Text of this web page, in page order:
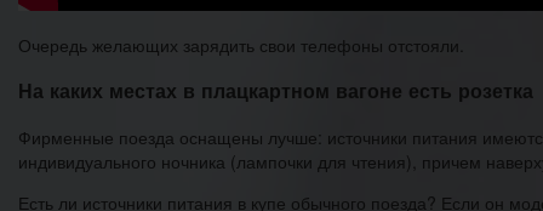
Очередь желающих зарядить свои телефоны отстояли.
На каких местах в плацкартном вагоне есть розетка
Фирменные поезда оснащены лучше: источники питания
индивидуального ночника (лампочки для чтения), причем
Есть ли источники питания в купе обычного поезда? Если он